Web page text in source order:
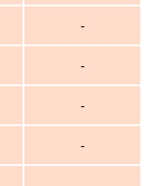
-
-
-
-